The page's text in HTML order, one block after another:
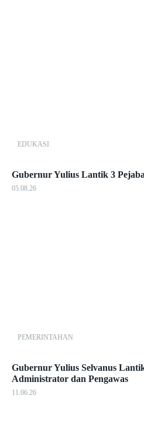
EDUKASI
Gubernur Yulius Lantik 3
05.08.26
PEMERINTAHAN
Gubernur Yulius Selvanus
Administrator dan Pengawas
11.06.26